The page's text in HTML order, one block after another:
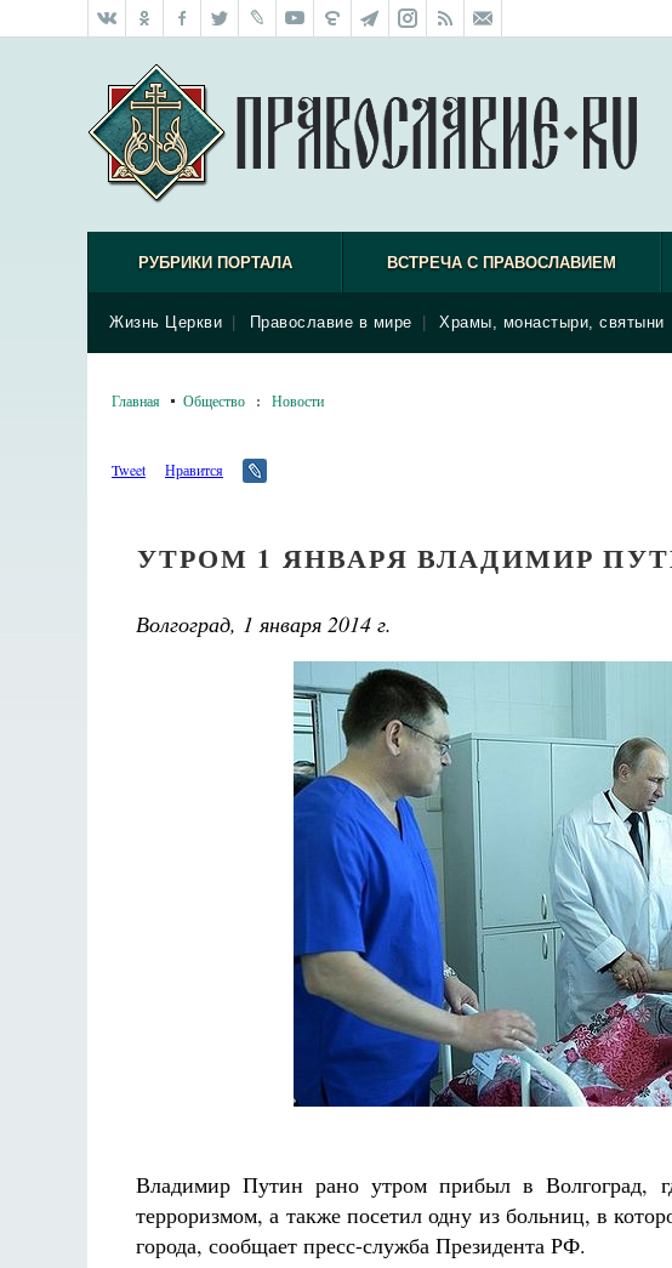
РУБРИКИ ПОРТАЛА ВСТРЕЧА С ПРАВОСЛАВИЕМ
Жизнь Церкви Православие в мире Храмы, монастыри, святыни
Главная Общество : Новости
Tweet Нравится
УТРОМ 1 ЯНВАРЯ ВЛАДИМИР
Волгоград, 1 января 2014 г.
Владимир Путин рано утром прибыл в Волгоград,
терроризмом, а также посетил одну из больниц, в
города, сообщает пресс-служба Президента РФ.
Разлуки не будет